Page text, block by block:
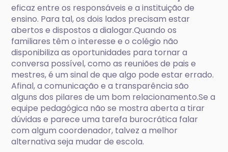
eficaz entre os responsáveis e a instituição de
ensino. Para tal, os dois lados precisam estar
abertos e dispostos a dialogar.Quando os
familiares têm o interesse e o colégio não
disponibiliza as oportunidades para tornar a
conversa possível, como as reuniões de pais e
mestres, é um sinal de que algo pode estar errado.
Afinal, a comunicação e a transparência são
alguns dos pilares de um bom relacionamento.Se a
equipe pedagógica não se mostra aberta a tirar
dúvidas e parece uma tarefa burocrática falar
com algum coordenador, talvez a melhor
alternativa seja mudar de escola.